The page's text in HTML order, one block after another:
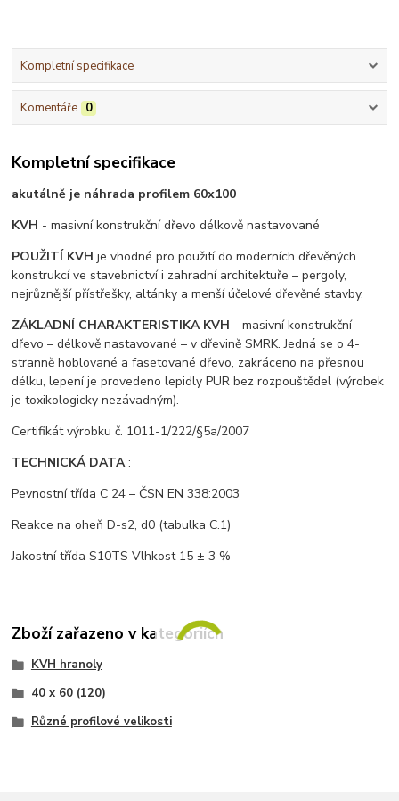
Kompletní specifikace
Komentáře 0
Kompletní specifikace
akutálně je náhrada profilem 60x100
KVH - masivní konstrukční dřevo délkově nastavované
POUŽITÍ KVH je vhodné pro použití do moderních dřevěných
konstrukcí ve stavebnictví i zahradní architektuře – pergoly,
nejrůznější přístřešky, altánky a menší účelové dřevěné stavby.
ZÁKLADNÍ CHARAKTERISTIKA KVH - masivní konstrukční
dřevo – délkově nastavované – v dřevině SMRK. Jedná se o 4-
stranně hoblované a fasetované dřevo, zakráceno na přesnou
délku, lepení je provedeno lepidly PUR bez rozpouštědel (výrobek
je toxikologicky nezávadným).
Certifikát výrobku č. 1011-1/222/§5a/2007
TECHNICKÁ DATA:
Pevnostní třída C 24 – ČSN EN 338:2003
Reakce na oheň D-s2, d0 (tabulka C.1)
Jakostní třída S10TS Vlhkost 15 ± 3 %
Zboží zařazeno v kategoriích
KVH hranoly
40 x 60 (120)
Různé profilové velikosti